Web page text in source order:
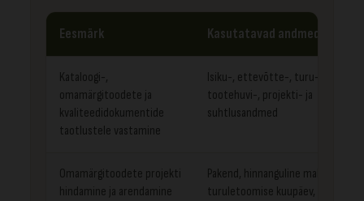
Eesmärk Kasutatavad andmed
Kataloogi-,
omamärgitoodete ja
kvaliteedidokumentide
taotlustele vastamine
Isiku-, ettevõtte-, turu-,
tootehuvi-, projekti- ja
suhtlusandmed
Omamärgitoodete projekti
hindamine ja arendamine
Pakend, hinnanguline maht,
turuletoomise kuupäev, projekti